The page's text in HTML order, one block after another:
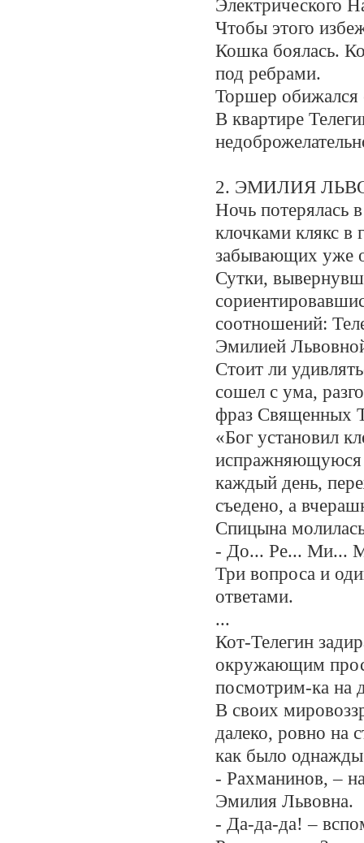
Электрического
Чтобы этого
Кошка боялась.
под ребрами.
Торшер
В квартире
2. ЭМИЛИЯ
Ночь потерялась
клочками клякс в
забывающих уже
Сутки,
соотношений:
Эмилией
Стоит ли
сошел с ума,
фраз Священных
«Бог установил
испражняющуюся
каждый день,
съедено, а
Спицына
- До... Ре... Ми...
Три вопроса и
ответами.
...
Кот-Телегин
окружающим
посмотрим-ка на
В своих
далеко, ровно на
как было однажды
- Рахманинов, –
Эмилия Львовна.
- Да-да-да! –